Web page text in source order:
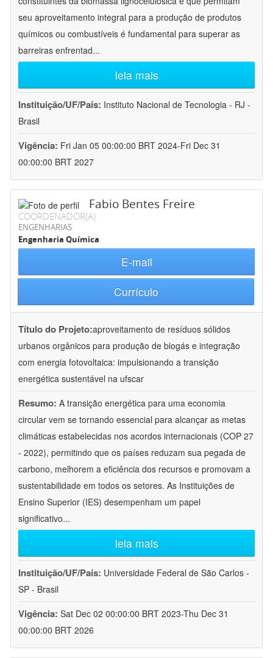
seu aproveitamento integral para a produção de produtos
químicos ou combustíveis é fundamental para superar as
barreiras enfrentad...
leia mais
Instituição/UF/País: Instituto Nacional de Tecnologia - RJ -
Brasil
Vigência: Fri Jan 05 00:00:00 BRT 2024-Fri Dec 31
00:00:00 BRT 2027
Fabio Bentes Freire
COORDENADOR(A)
ENGENHARIAS
Engenharia Química
E-mail
Currículo
Título do Projeto:aproveitamento de resíduos sólidos
urbanos orgânicos para produção de biogás e integração
com energia fotovoltaica: impulsionando a transição
energética sustentável na ufscar
Resumo: A transição energética para uma economia
circular vem se tornando essencial para alcançar as metas
climáticas estabelecidas nos acordos internacionais (COP 27
- 2022), permitindo que os países reduzam sua pegada de
carbono, melhorem a eficiência dos recursos e promovam a
sustentabilidade em todos os setores. As Instituições de
Ensino Superior (IES) desempenham um papel
significativo...
leia mais
Instituição/UF/País: Universidade Federal de São Carlos -
SP - Brasil
Vigência: Sat Dec 02 00:00:00 BRT 2023-Thu Dec 31
00:00:00 BRT 2026